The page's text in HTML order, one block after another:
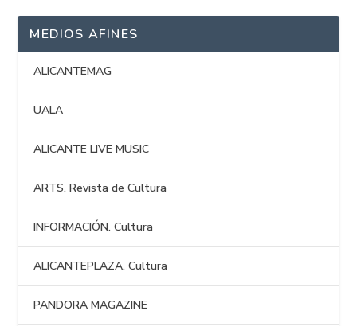
MEDIOS AFINES
ALICANTEMAG
UALA
ALICANTE LIVE MUSIC
ARTS. Revista de Cultura
INFORMACIÓN. Cultura
ALICANTEPLAZA. Cultura
PANDORA MAGAZINE